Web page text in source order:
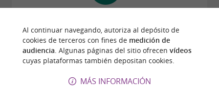
Un lugar precioso con una vista impresionante del
Pic du Gard. Ofrecen cervezas y productos locales;
no te decepcionará. Además, ¡el dueño es muy
Al continuar navegando, autoriza al depósito de
cookies de terceros con fines de medición de
audiencia. Algunas páginas del sitio ofrecen vídeos
cuyas plataformas también depositan cookies.
MÁS INFORMACIÓN